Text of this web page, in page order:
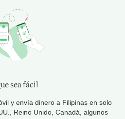
sea fácil
y envía dinero a Filipinas en solo
Reino Unido, Canadá, algunos